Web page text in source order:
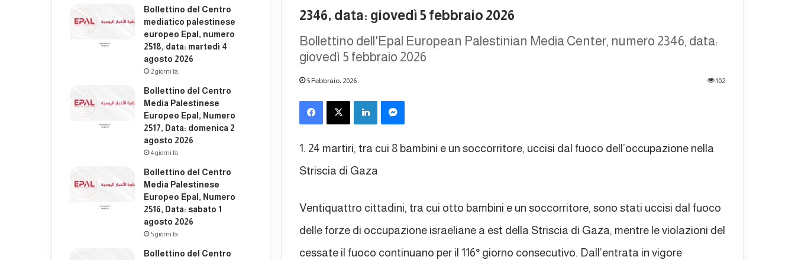
2346, data: giovedì 5 febbraio 2026
Bollettino dell'Epal European Palestinian Media Center, numero 2346, data:
giovedì 5 febbraio 2026
5 Febbraio، 2026 102
Facebook X LinkedIn
1. 24 martiri, tra cui 8 bambini e un soccorritore, uccisi dal fuoco dell’occupazione nella
Striscia di Gaza
Ventiquattro cittadini, tra cui otto bambini e un soccorritore, sono stati uccisi dal fuoco
delle forze di occupazione israeliane a est della Striscia di Gaza, mentre le violazioni del
cessate il fuoco continuano per il 116° giorno consecutivo. Dall’entrata in vigore
Bollettino del Centro
mediatico palestinese
europeo Epal, numero
2518, data: martedì 4
agosto 2026
2 giorni fa
Bollettino del Centro
Media Palestinese
Europeo Epal, Numero
2517, Data: domenica 2
agosto 2026
4 giorni fa
Bollettino del Centro
Media Palestinese
Europeo Epal, Numero
2516, Data: sabato 1
agosto 2026
5 giorni fa
Bollettino del Centro